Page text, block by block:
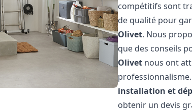
compétitifs sont
de qualité pour
Olivet. Nous
que des conseils
Olivet nous ont
installation et
obtenir un devis